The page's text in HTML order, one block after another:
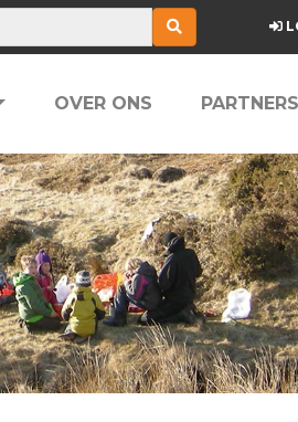
OVER ONS PARTNERS